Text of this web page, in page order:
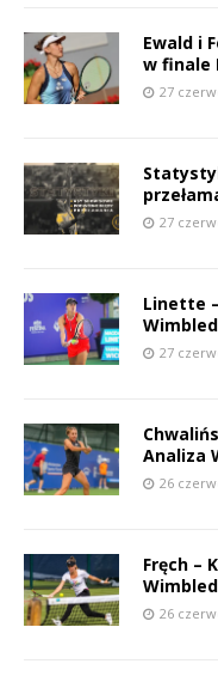
Ewald i
w finale
27
27
Linette
27
Analiza
26
Fręch –
26